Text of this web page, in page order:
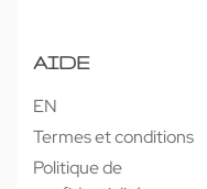
Distributeur autorisé
Transbec, inc.